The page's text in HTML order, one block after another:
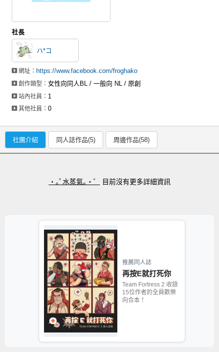
社長
ハ*コ
網址： https://www.facebook.com/froghako
創作類型：女性向同人BL / 一般向 NL / 原創
站內社員： 1
其他社員：0
社團介紹 同人誌作品(5) 周邊作品(58)
・｡ﾟ水蒸氣｡・゜ 目前沒有更多詳細資訊
推薦同人誌
再按E就打死你
Team Fortress 2 收錄
15位作者的全員歡樂
向合本！